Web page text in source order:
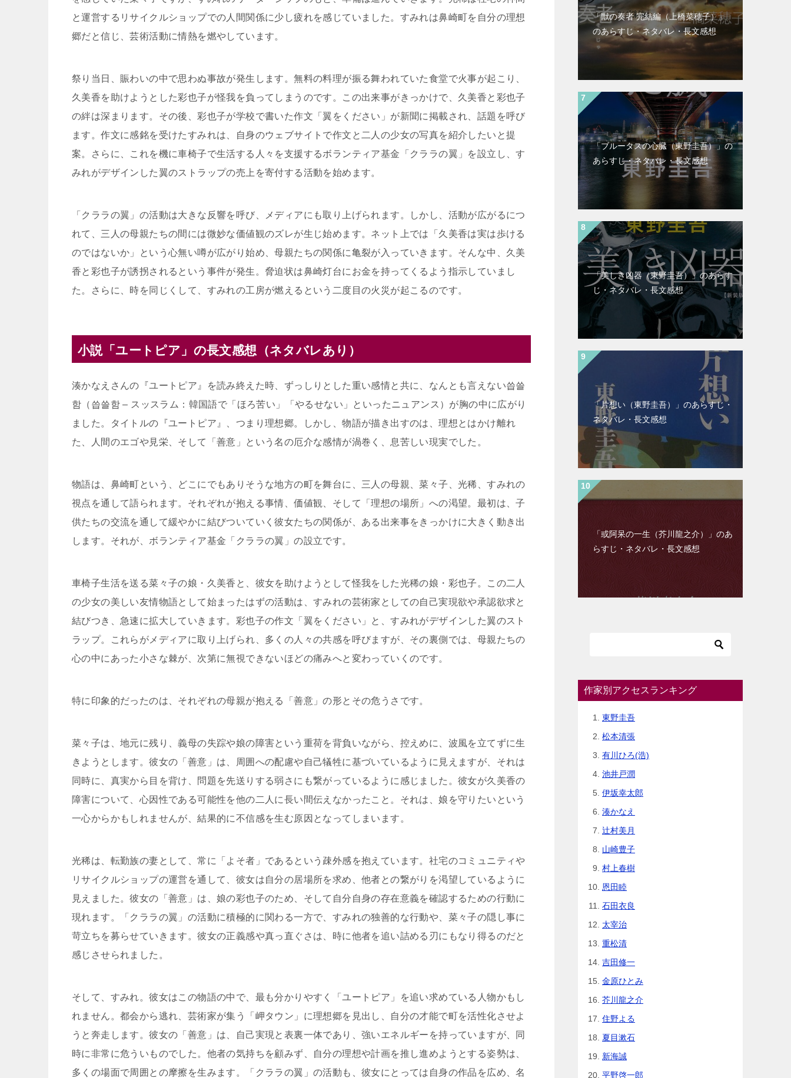
と運営するリサイクルショップでの人間関係に少し疲れを感じていました。すみれは鼻崎町を自分の理想
郷だと信じ、芸術活動に情熱を燃やしています。
祭り当日、賑わいの中で思わぬ事故が発生します。無料の料理が振る舞われていた食堂で火事が起こり、
久美香を助けようとした彩也子が怪我を負ってしまうのです。この出来事がきっかけで、久美香と彩也子
の絆は深まります。その後、彩也子が学校で書いた作文「翼をください」が新聞に掲載され、話題を呼び
ます。作文に感銘を受けたすみれは、自身のウェブサイトで作文と二人の少女の写真を紹介したいと提
案。さらに、これを機に車椅子で生活する人々を支援するボランティア基金「クララの翼」を設立し、す
みれがデザインした翼のストラップの売上を寄付する活動を始めます。
「クララの翼」の活動は大きな反響を呼び、メディアにも取り上げられます。しかし、活動が広がるにつ
れて、三人の母親たちの間には微妙な価値観のズレが生じ始めます。ネット上では「久美香は実は歩ける
のではないか」という心無い噂が広がり始め、母親たちの関係に亀裂が入っていきます。そんな中、久美
香と彩也子が誘拐されるという事件が発生。脅迫状は鼻崎灯台にお金を持ってくるよう指示していまし
た。さらに、時を同じくして、すみれの工房が燃えるという二度目の火災が起こるのです。
小説「ユートピア」の長文感想（ネタバレあり）
湊かなえさんの『ユートピア』を読み終えた時、ずっしりとした重い感情と共に、なんとも言えない씁쓸
함（씁쓸함 – スッスラム：韓国語で「ほろ苦い」「やるせない」といったニュアンス）が胸の中に広がり
ました。タイトルの『ユートピア』、つまり理想郷。しかし、物語が描き出すのは、理想とはかけ離れ
た、人間のエゴや見栄、そして「善意」という名の厄介な感情が渦巻く、息苦しい現実でした。
物語は、鼻崎町という、どこにでもありそうな地方の町を舞台に、三人の母親、菜々子、光稀、すみれの
視点を通して語られます。それぞれが抱える事情、価値観、そして「理想の場所」への渇望。最初は、子
供たちの交流を通して緩やかに結びついていく彼女たちの関係が、ある出来事をきっかけに大きく動き出
します。それが、ボランティア基金「クララの翼」の設立です。
車椅子生活を送る菜々子の娘・久美香と、彼女を助けようとして怪我をした光稀の娘・彩也子。この二人
の少女の美しい友情物語として始まったはずの活動は、すみれの芸術家としての自己実現欲や承認欲求と
結びつき、急速に拡大していきます。彩也子の作文「翼をください」と、すみれがデザインした翼のスト
ラップ。これらがメディアに取り上げられ、多くの人々の共感を呼びますが、その裏側では、母親たちの
心の中にあった小さな棘が、次第に無視できないほどの痛みへと変わっていくのです。
特に印象的だったのは、それぞれの母親が抱える「善意」の形とその危うさです。
菜々子は、地元に残り、義母の失踪や娘の障害という重荷を背負いながら、控えめに、波風を立てずに生
きようとします。彼女の「善意」は、周囲への配慮や自己犠牲に基づいているように見えますが、それは
同時に、真実から目を背け、問題を先送りする弱さにも繋がっているように感じました。彼女が久美香の
障害について、心因性である可能性を他の二人に長い間伝えなかったこと。それは、娘を守りたいという
一心からかもしれませんが、結果的に不信感を生む原因となってしまいます。
光稀は、転勤族の妻として、常に「よそ者」であるという疎外感を抱えています。社宅のコミュニティや
リサイクルショップの運営を通して、彼女は自分の居場所を求め、他者との繋がりを渇望しているように
見えました。彼女の「善意」は、娘の彩也子のため、そして自分自身の存在意義を確認するための行動に
現れます。「クララの翼」の活動に積極的に関わる一方で、すみれの独善的な行動や、菜々子の隠し事に
苛立ちを募らせていきます。彼女の正義感や真っ直ぐさは、時に他者を追い詰める刃にもなり得るのだと
感じさせられました。
そして、すみれ。彼女はこの物語の中で、最も分かりやすく「ユートピア」を追い求めている人物かもし
れません。都会から逃れ、芸術家が集う「岬タウン」に理想郷を見出し、自分の才能で町を活性化させよ
うと奔走します。彼女の「善意」は、自己実現と表裏一体であり、強いエネルギーを持っていますが、同
時に非常に危ういものでした。他者の気持ちを顧みず、自分の理想や計画を推し進めようとする姿勢は、
多くの場面で周囲との摩擦を生みます。「クララの翼」の活動も、彼女にとっては自身の作品を広め、名
「獣の奏者 完結編（上橋菜穂子）」
のあらすじ・ネタバレ・長文感想
「ブルータスの心臓（東野圭吾）」の
あらすじ・ネタバレ・長文感想
「美しき凶器（東野圭吾）」のあらす
じ・ネタバレ・長文感想
「片想い（東野圭吾）」のあらすじ・
ネタバレ・長文感想
「或阿呆の一生（芥川龍之介）」のあ
らすじ・ネタバレ・長文感想
作家別アクセスランキング
東野圭吾
松本清張
有川ひろ(浩)
池井戸潤
伊坂幸太郎
湊かなえ
辻村美月
山崎豊子
村上春樹
恩田睦
石田衣良
太宰治
重松清
吉田修一
金原ひとみ
芥川龍之介
住野よる
夏目漱石
新海誠
平野啓一郎